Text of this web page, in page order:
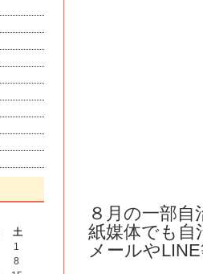
土
1
8
８月の一部
紙媒体でも自
メールや